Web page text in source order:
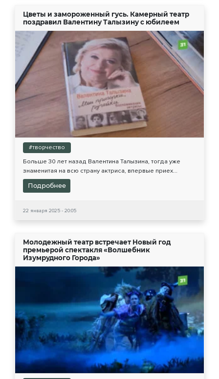
Цветы и замороженный гусь. Камерный театр
поздравил Валентину Талызину с юбилеем
#творчество
Больше 30 лет назад Валентина Талызина, тогда уже
знаменитая на всю страну актриса, впервые приех...
Подробнее
22 января 2025 - 20:05
Молодежный театр встречает Новый год
премьерой спектакля «Волшебник
Изумрудного Города»